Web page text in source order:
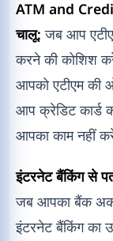
ATM and
चालू: जब आप
करने की कोशिश
आपको एटीएम की
आप क्रेडिट कार्ड
आपका काम नहीं
इंटरनेट बैंकिंग से
जब आपका बैंक
इंटरनेट बैंकिंग का